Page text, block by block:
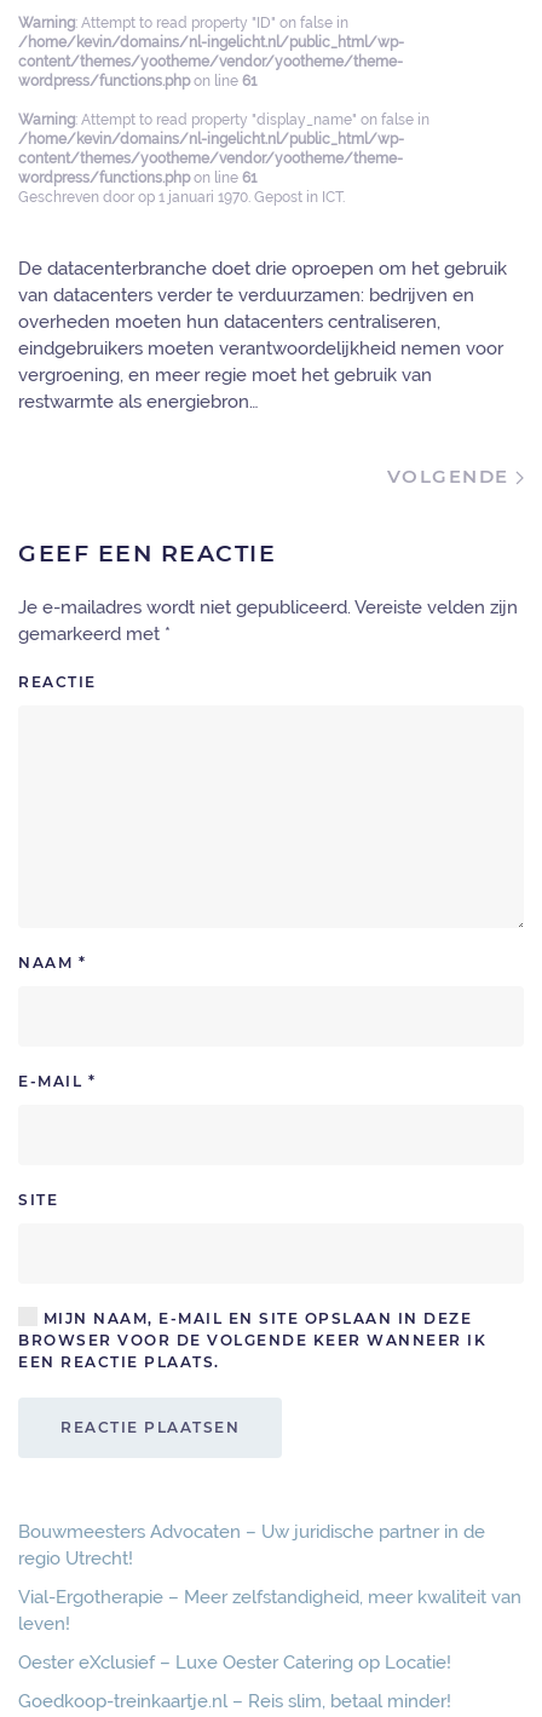
Warning: Attempt to read property "ID" on false in
/home/kevin/domains/nl-ingelicht.nl/public_html/wp-
content/themes/yootheme/vendor/yootheme/theme-
wordpress/functions.phpon line 61
Warning: Attempt to read property "display_name" on false in
/home/kevin/domains/nl-ingelicht.nl/public_html/wp-
content/themes/yootheme/vendor/yootheme/theme-
wordpress/functions.phpon line 61
Geschreven door op 1 januari 1970 . Gepost in ICT.
De datacenterbranche doet drie oproepen om het gebruik
van datacenters verder te verduurzamen: bedrijven en
overheden moeten hun datacenters centraliseren,
eindgebruikers moeten verantwoordelijkheid nemen voor
vergroening, en meer regie moet het gebruik van
restwarmte als energiebron…
VOLGENDE
GEEF EEN REACTIE
Je e-mailadres wordt niet gepubliceerd. Vereiste velden zijn
gemarkeerd met *
REACTIE
NAAM *
E-MAIL *
SITE
MIJN NAAM, E-MAIL EN SITE OPSLAAN IN DEZE
BROWSER VOOR DE VOLGENDE KEER WANNEER IK
EEN REACTIE PLAATS.
REACTIE PLAATSEN
Bouwmeesters Advocaten – Uw juridische partner in de
regio Utrecht!
Vial-Ergotherapie – Meer zelfstandigheid, meer kwaliteit van
leven!
Oester eXclusief – Luxe Oester Catering op Locatie!
Goedkoop-treinkaartje.nl – Reis slim, betaal minder!